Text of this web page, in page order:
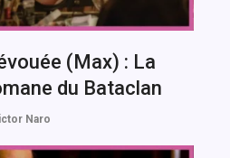
(Max) : La
du Bataclan
Naro